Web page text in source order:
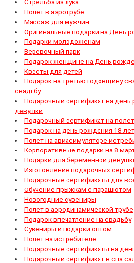
Стрельба из лука
Полет в аэротрубе
Массаж для мужчин
Оригинальные подарки на День
Подарки молодоженам
Веревочный парк
Подарок женщине на День
Квесты для детей
Подарок на третью годовщину
свадьбу
Подарочный сертификат на день
девушки
Подарочный сертификат на
Подарок на день рождения 18 лет
Полет на авиасимуляторе
Корпоративные подарки на 8
Подарки для беременной
Изготовление подарочных
Подарочные сертификаты для
Обучение прыжкам с парашютом
Новогодние сувениры
Полет в аэродинамической трубе
Подарок впечатление на свадьбу
Сувениры и подарки оптом
Полет на истребителе
Подарочные сертификаты на
Подарочный сертификат в спа